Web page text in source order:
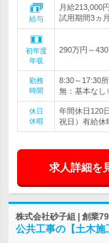
給与
月給213,000
試用期間3ヵ
初年度
年収
290万円～
勤務
時間
8:30～17:30
無：基本な
休日
休暇
年間休日120
祝日）有給休
求人詳細を
株式会社砂子組 | 創業
公共工事の【土木